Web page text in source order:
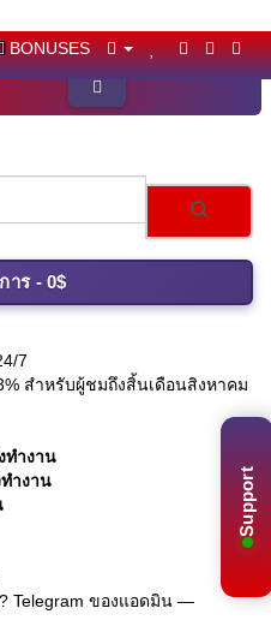
Support
BONUSES
าร - 0$
7
สำหรับผู้ชมถึงสิ้นเดือนสิงหาคม
ทำงาน
ำงาน
Telegram ของแอดมิน —